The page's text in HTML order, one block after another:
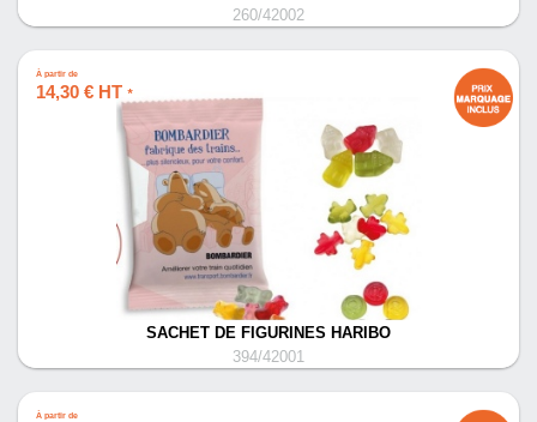
260/42002
À partir de
14,30 € HT *
SACHET DE FIGURINES HARIBO
394/42001
À partir de